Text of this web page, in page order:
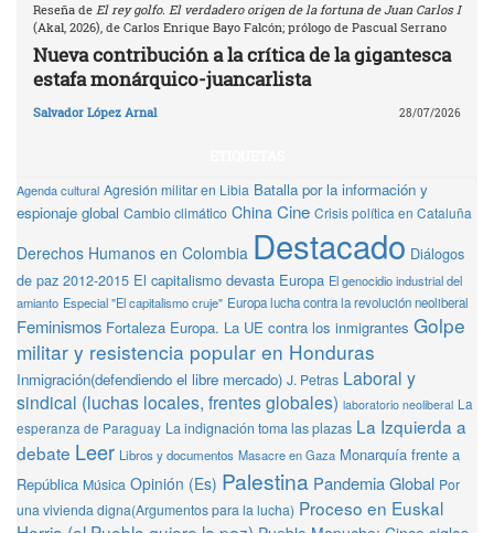
Reseña de El rey golfo. El verdadero origen de la fortuna de Juan Carlos I
(Akal, 2026), de Carlos Enrique Bayo Falcón; prólogo de Pascual Serrano
Nueva contribución a la crítica de la gigantesca
estafa monárquico-juancarlista
Salvador López Arnal 28/07/2026
Agenda cultural Agresión militar en Libia Batalla por la información y
espionaje global Cambio climático China Cine Crisis política en Cataluña
Derechos Humanos en Colombia Destacado Diálogos
de paz 2012-2015 El capitalismo devasta Europa El genocidio industrial del
amianto Especial "El capitalismo cruje" Europa lucha contra la revolución neoliberal
Feminismos Fortaleza Europa. La UE contra los inmigrantes Golpe
militar y resistencia popular en Honduras
Inmigración(defendiendo el libre mercado) J. Petras Laboral y
sindical (luchas locales, frentes globales) laboratorio neoliberal La
esperanza de Paraguay La indignación toma las plazas La Izquierda a
debate Leer Libros y documentos Masacre en Gaza Monarquía frente a
República Música Opinión (Es) Palestina Pandemia Global Por
una vivienda digna(Argumentos para la lucha) Proceso en Euskal